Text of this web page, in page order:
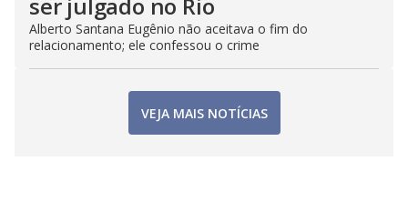
Alberto Santana Eugênio não aceitava o fim do
relacionamento; ele confessou o crime
VEJA MAIS NOTÍCIAS